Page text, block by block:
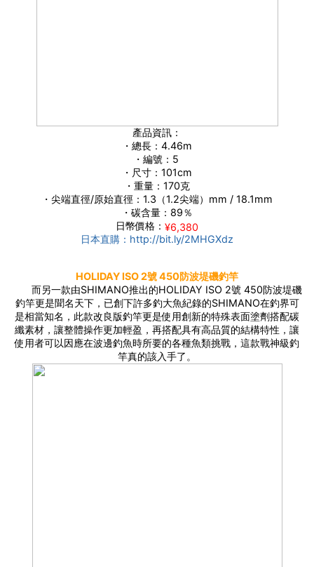
產品資訊：
・總長：4.46m
・編號：5
・尺寸：101cm
・重量：170克
・尖端直徑/原始直徑：1.3（1.2尖端）mm / 18.1mm
・碳含量：89％
日幣價格： ¥6,380
日本直購：http://bit.ly/2MHGXdz
HOLIDAY ISO 2號 450防波堤磯釣竿
而另一款由SHIMANO推出的HOLIDAY ISO 2號 450防波堤磯
釣竿更是聞名天下，已創下許多釣大魚紀錄的SHIMANO在釣界可
是相當知名，此款改良版釣竿更是使用創新的特殊表面塗劑搭配碳
纖素材，讓整體操作更加輕盈，再搭配具有高品質的結構特性，讓
使用者可以因應在波邊釣魚時所要的各種魚類挑戰，這款戰神級釣
竿真的該入手了。